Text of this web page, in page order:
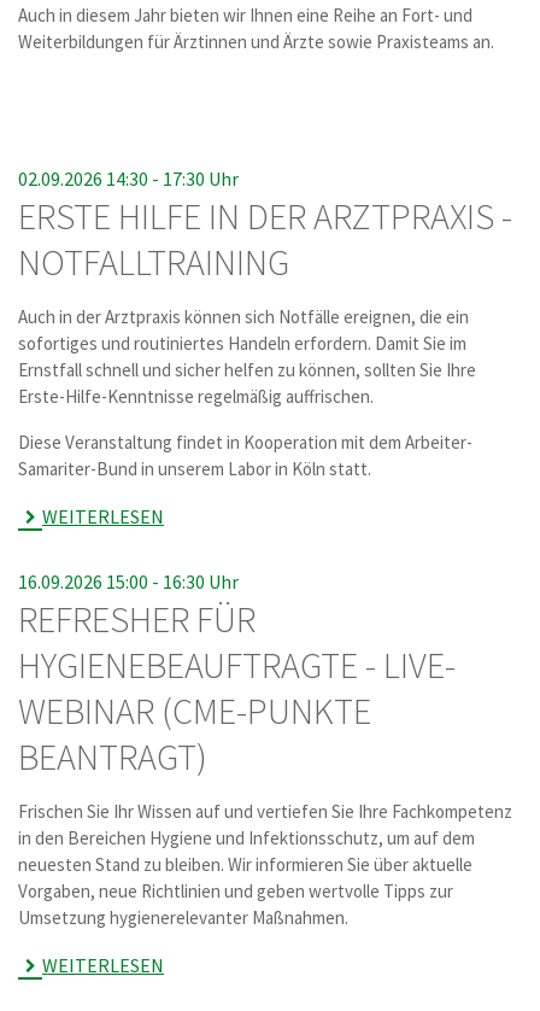
Auch in diesem Jahr bieten wir Ihnen eine Reihe an Fort- und
Weiterbildungen für Ärztinnen und Ärzte sowie Praxisteams an.
02.09.2026 14:30 - 17:30 Uhr
ERSTE HILFE IN DER ARZTPRAXIS -
NOTFALLTRAINING
Auch in der Arztpraxis können sich Notfälle ereignen, die ein
sofortiges und routiniertes Handeln erfordern. Damit Sie im
Ernstfall schnell und sicher helfen zu können, sollten Sie Ihre
Erste-Hilfe-Kenntnisse regelmäßig auffrischen.
Diese Veranstaltung findet in Kooperation mit dem Arbeiter-
Samariter-Bund in unserem Labor in Köln statt.
WEITERLESEN
16.09.2026 15:00 - 16:30 Uhr
REFRESHER FÜR
HYGIENEBEAUFTRAGTE - LIVE-
WEBINAR (CME-PUNKTE
BEANTRAGT)
Frischen Sie Ihr Wissen auf und vertiefen Sie Ihre Fachkompetenz
in den Bereichen Hygiene und Infektionsschutz, um auf dem
neuesten Stand zu bleiben. Wir informieren Sie über aktuelle
Vorgaben, neue Richtlinien und geben wertvolle Tipps zur
Umsetzung hygienerelevanter Maßnahmen.
WEITERLESEN